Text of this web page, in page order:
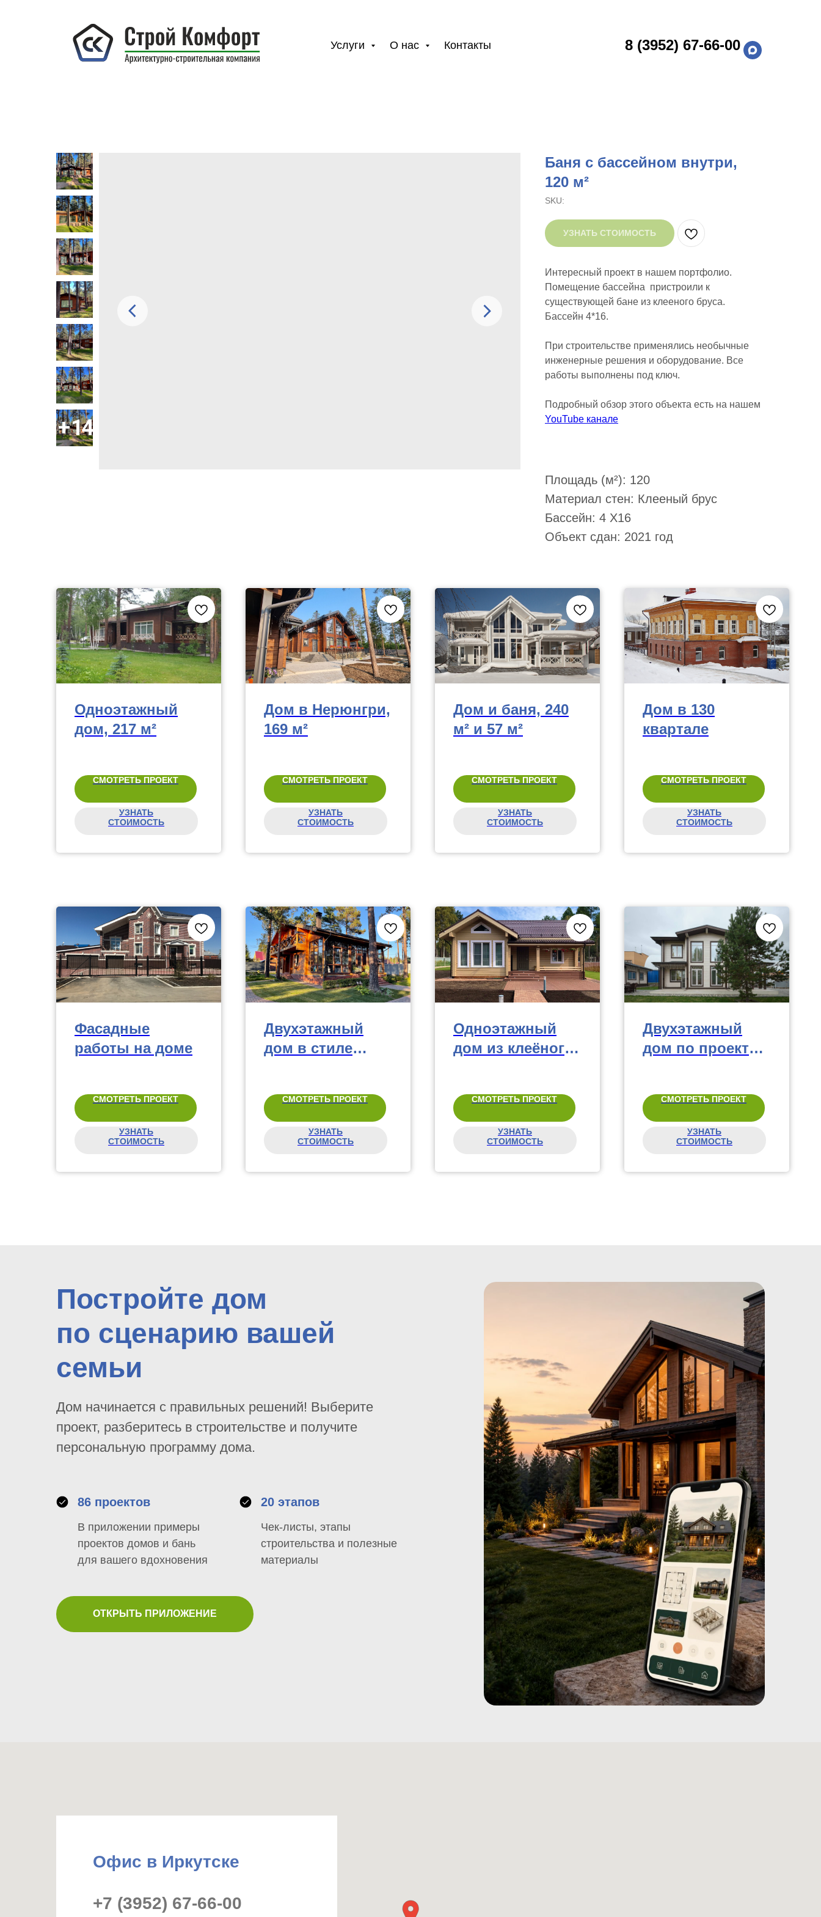
Услуги О нас Контакты 8 (3952) 67-66-00
Баня с бассейном внутри,
120 м²
SKU:
УЗНАТЬ СТОИМОСТЬ
Интересный проект в нашем портфолио.
Помещение бассейна пристроили к
существующей бане из клееного бруса.
Бассейн 4*16.
При строительстве применялись необычные
инженерные решения и оборудование. Все
работы выполнены под ключ.
Подробный обзор этого объекта есть на нашем
YouTube канале
Площадь (м²): 120
Материал стен: Клееный брус
Бассейн: 4 Х16
Объект сдан: 2021 год
Одноэтажный
дом, 217 м²
СМОТРЕТЬ ПРОЕКТ
УЗНАТЬ
СТОИМОСТЬ
Дом в Нерюнгри,
169 м²
СМОТРЕТЬ ПРОЕКТ
УЗНАТЬ
СТОИМОСТЬ
Дом и баня, 240
м² и 57 м²
СМОТРЕТЬ ПРОЕКТ
УЗНАТЬ
СТОИМОСТЬ
Дом в 130
квартале
СМОТРЕТЬ ПРОЕКТ
УЗНАТЬ
СТОИМОСТЬ
Фасадные
работы на доме
СМОТРЕТЬ ПРОЕКТ
УЗНАТЬ
СТОИМОСТЬ
Двухэтажный
дом в стиле
СМОТРЕТЬ ПРОЕКТ
УЗНАТЬ
СТОИМОСТЬ
Одноэтажный
дом из клеёного
СМОТРЕТЬ ПРОЕКТ
УЗНАТЬ
СТОИМОСТЬ
Двухэтажный
дом по проекту
СМОТРЕТЬ ПРОЕКТ
УЗНАТЬ
СТОИМОСТЬ
Постройте дом
по сценарию вашей
семьи
Дом начинается с правильных решений! Выберите
проект, разберитесь в строительстве и получите
персональную программу дома.
86 проектов
В приложении примеры
проектов домов и бань
для вашего вдохновения
20 этапов
Чек-листы, этапы
строительства и полезные
материалы
ОТКРЫТЬ ПРИЛОЖЕНИЕ
Офис в Иркутске
+7 (3952) 67-66-00